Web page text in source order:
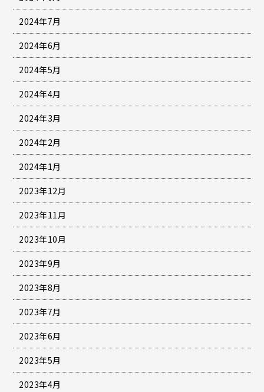
2024年7月
2024年6月
2024年5月
2024年4月
2024年3月
2024年2月
2024年1月
2023年12月
2023年11月
2023年10月
2023年9月
2023年8月
2023年7月
2023年6月
2023年5月
2023年4月